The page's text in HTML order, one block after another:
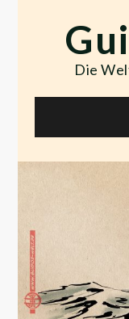
content
Die